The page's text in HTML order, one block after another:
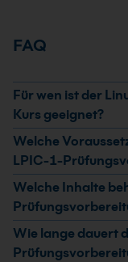
FAQ
Für wen ist der
Kurs geeignet?
Der Kurs richtet
auf die LPIC-1-
Prüfungsstoff
solltest bereits
Shell und
Welche
LPIC-1-
Vorausgesetzt
Zusätzlich solltest
praktische Linux-
Welche Inhalte
Im Seminar
Prüfungsstoff,
Wie lange dauert